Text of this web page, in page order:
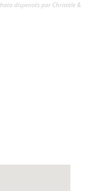
dispensés par Christèle &